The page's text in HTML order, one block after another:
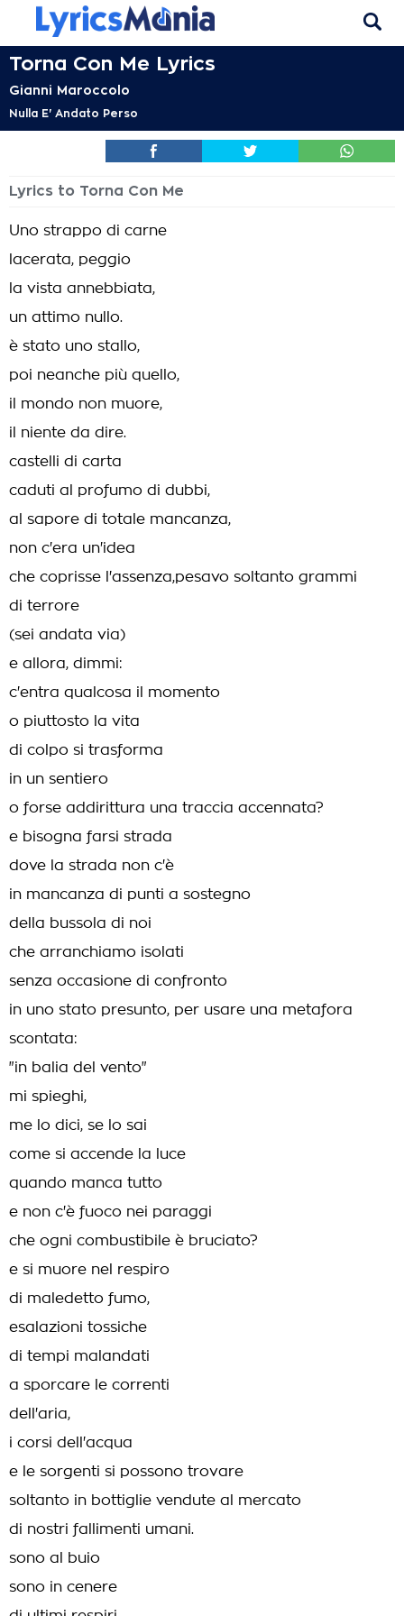
Torna Con Me Lyrics
Gianni Maroccolo
Nulla E' Andato Perso
Lyrics to Torna Con Me
Uno strappo di carne
lacerata, peggio
la vista annebbiata,
un attimo nullo.
è stato uno stallo,
poi neanche più quello,
il mondo non muore,
il niente da dire.
castelli di carta
caduti al profumo di dubbi,
al sapore di totale mancanza,
non c'era un'idea
che coprisse l'assenza,pesavo soltanto grammi
di terrore
(sei andata via)
e allora, dimmi:
c'entra qualcosa il momento
o piuttosto la vita
di colpo si trasforma
in un sentiero
o forse addirittura una traccia accennata?
e bisogna farsi strada
dove la strada non c'è
in mancanza di punti a sostegno
della bussola di noi
che arranchiamo isolati
senza occasione di confronto
in uno stato presunto, per usare una metafora
scontata:
"in balia del vento"
mi spieghi,
me lo dici, se lo sai
come si accende la luce
quando manca tutto
e non c'è fuoco nei paraggi
che ogni combustibile è bruciato?
e si muore nel respiro
di maledetto fumo,
esalazioni tossiche
di tempi malandati
a sporcare le correnti
dell'aria,
i corsi dell'acqua
e le sorgenti si possono trovare
soltanto in bottiglie vendute al mercato
di nostri fallimenti umani.
sono al buio
sono in cenere